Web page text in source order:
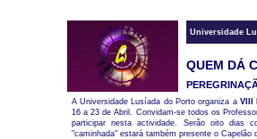
Universidade
QUEM DÁ
A Universidade Lusíada do Porto organiza a VIII
16 a 23 de Abril. Convidam-se todos os
participar nesta actividade. Serão oito dias
"caminhada" estará também presente o Capelão